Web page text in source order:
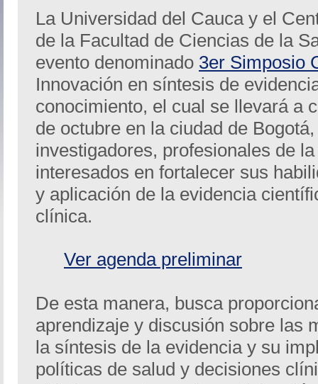
La Universidad del Cauca y el
de la Facultad de Ciencias de la
evento denominado 3er Simposio
Innovación en síntesis de
conocimiento, el cual se llevará a
de octubre en la ciudad de
investigadores, profesionales de
interesados en fortalecer sus
y aplicación de la evidencia
clínica.
Ver agenda preliminar
De esta manera, busca
aprendizaje y discusión sobre las
la síntesis de la evidencia y su
políticas de salud y decisiones